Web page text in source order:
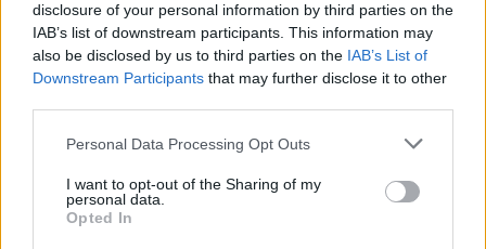
disclosure of your personal information by third parties on the
IAB’s list of downstream participants. This information may
also be disclosed by us to third parties on the IAB’s List of
Downstream Participants that may further disclose it to other
Personal Data Processing Opt Outs
I want to opt-out of the Sharing of my
personal data.
Opted In
Χρηματοδότηση 8 εκατ. ευρώ
σε 843 μέσα ενημέρωσης-
Ξεκίνησε το πενταετές
Metlen: Ρεκόρ EBITDA στο α'
εξάμηνο, στα 550 εκατ. ευρώ –
Καθαρά κέρδη 313 εκατ. ευρώ
Η Chery επενδύει 75 εκατ. δολάρια στην KG Mobility